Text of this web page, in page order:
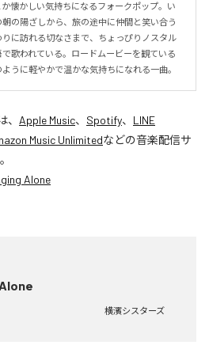
懐かしい気持ちになるフォークポップ。い
の陽ざしから、旅の途中に仲間と笑い合う
に訪れる切なさまで、ちょっぴりノスタル
歌われている。ロードムービーを観ている
うに軽やかで温かな気持ちになれる一曲。
、 Apple Music、 Spotify、 LINE
Music Unlimitedなどの音楽配信サ
Alone
横濱シスターズ